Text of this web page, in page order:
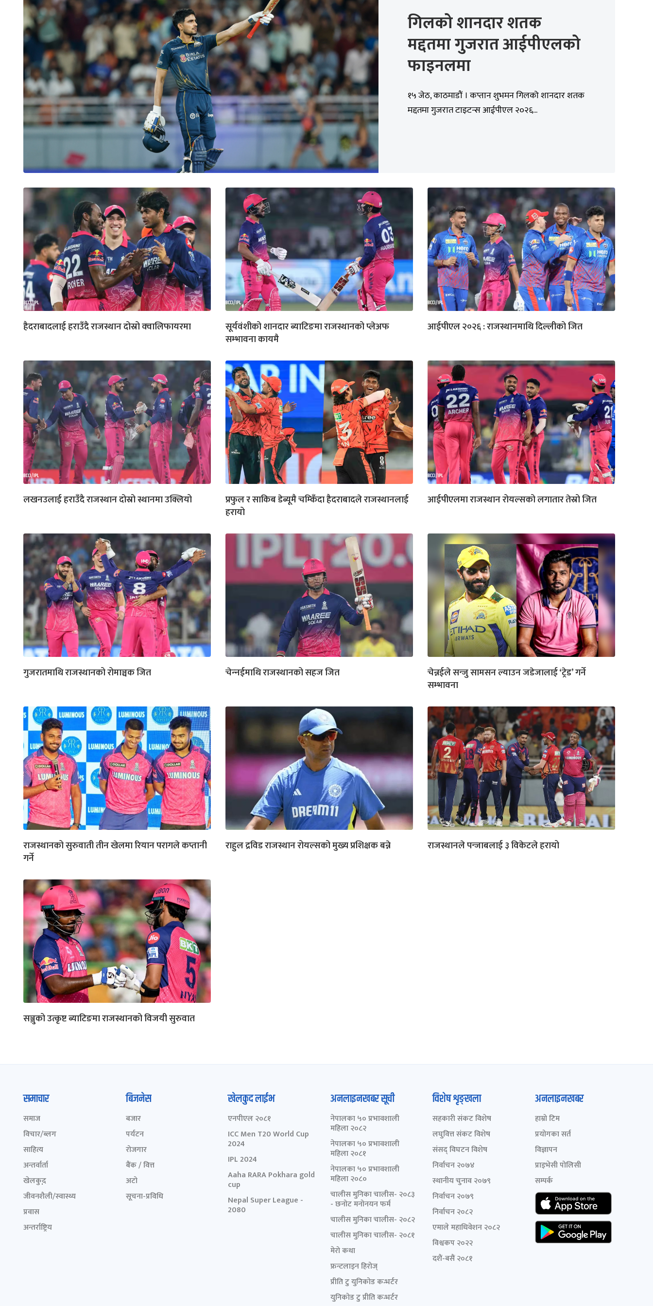
गिलको शानदार शतक
मद्दतमा गुजरात आईपीएलको
फाइनलमा
१५ जेठ, काठमाडौं । कप्तान शुभमन गिलको शानदार शतक
मद्दतमा गुजरात टाइटन्स आईपीएल २०२६...
हैदराबादलाई हराउँदै राजस्थान दोस्रो क्‍वालिफायरमा
सूर्यवंशीको शानदार ब्याटिङमा राजस्थानको प्लेअफ
सम्भावना कायमै
आईपीएल २०२६ : राजस्थानमाथि दिल्लीको जित
लखनउलाई हराउँदै राजस्थान दोस्रो स्थानमा उक्लियो
प्रफुल र साकिब डेब्यूमै चम्किँदा हैदराबादले राजस्थानलाई
हरायो
आईपीएलमा राजस्थान रोयल्सको लगातार तेस्रो जित
गुजरातमाथि राजस्थानको रोमाञ्चक जित चेन्‍नईमाथि राजस्थानको सहज जित
चेन्नईले सन्जु सामसन ल्याउन जडेजालाई ‘ट्रेड’ गर्ने
सम्भावना
राजस्थानको सुरुवाती तीन खेलमा रियान परागले कप्तानी
गर्ने
राहुल द्रविड राजस्थान रोयल्सको मुख्य प्रशिक्षक बन्ने राजस्थानले पन्जाबलाई ३ विकेटले हरायो
सञ्जुको उत्कृष्ट ब्याटिङमा राजस्थानको विजयी सुरुवात
समाचार
समाज
विचार/ब्लग
साहित्य
अन्तर्वार्ता
खेलकुद़़
जीवनशैली/स्वास्थ्य
प्रवास
अन्तर्राष्ट्रिय
बिजनेस
बजार
पर्यटन
रोजगार
बैंक / वित्त
अटो
सूचना-प्रविधि
खेलकुद लाईभ
एनपीएल २०८१
ICC Men T20 World Cup
2024
IPL 2024
Aaha RARA Pokhara gold
cup
Nepal Super League -
2080
अनलाइनखबर सूची
नेपालका ५० प्रभावशाली
महिला २०८२
नेपालका ५० प्रभावशाली
महिला २०८१
नेपालका ५० प्रभावशाली
महिला २०८०
चालीस मुनिका चालीस- २०८३
- छनोट मनोनयन फर्म
चालीस मुनिका चालीस- २०८२
चालीस मुनिका चालीस- २०८१
मेरो कथा
फ्रन्टलाइन हिरोज्
प्रीति टु युनिकोड कन्भर्टर
युनिकोड टु प्रीति कन्भर्टर
विशेष शृङ्खला
सहकारी संकट विशेष
लघुवित्त संकट विशेष
संसद् विघटन विशेष
निर्वाचन २०७४
स्थानीय चुनाव २०७९
निर्वाचन २०७९
निर्वाचन २०८२
एमाले महाधिवेशन २०८२
विश्वकप २०२२
दशैं-बसैं २०८१
अनलाइनखबर
हाम्रो टिम
प्रयोगका सर्त
विज्ञापन
प्राइभेसी पोलिसी
सम्पर्क